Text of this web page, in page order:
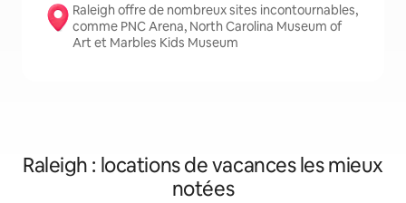
Raleigh offre de nombreux sites incontournables,
comme PNC Arena, North Carolina Museum of
Art et Marbles Kids Museum
Raleigh : locations de vacances les mieux
notées